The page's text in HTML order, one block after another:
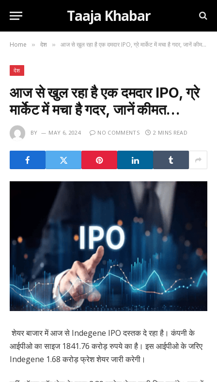
Taaja Khabar
Home » देश » आज से खुल रहा है एक दमदार IPO, ग्रे मार्केट में मचा है गदर, जानें कीमत…
देश
आज से खुल रहा है एक दमदार IPO, ग्रे
मार्केट में मचा है गदर, जानें कीमत…
BY MAY 6, 2024 NO COMMENTS 2 MINS READ
शेयर बाजार में आज से Indegene IPO दस्तक दे रहा है। कंपनी के
आईपीओ का साइज 1841.76 करोड़ रुपये का है। इस आईपीओ के जरिए
Indegene 1.68 करोड़ फ्रेश शेयर जारी करेगी।